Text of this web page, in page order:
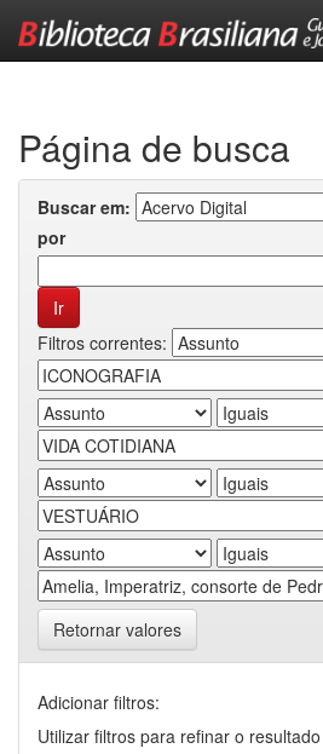
Página de busca
Buscar em:
por
Filtros correntes:
Retornar valores
Adicionar filtros:
Utilizar filtros para refinar o